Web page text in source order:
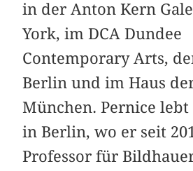
in der Anton Kern
York, im DCA Dundee
Contemporary Arts,
Berlin und im Haus
München. Pernice
in Berlin, wo er seit
Professor für